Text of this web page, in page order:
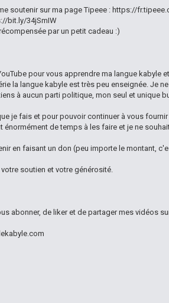
soutenir sur ma page Tipeee : https://
bit.ly/34jSmIW
par un petit cadeau :)
pour vous apprendre ma langue kabyle
la langue kabyle est très peu enseignée. Je
à aucun parti politique, mon seul et unique
je fais et pour pouvoir continuer à vous
énormément de temps à les faire et je ne
en faisant un don (peu importe le montant,
soutien et votre générosité.
abonner, de liker et de partager mes vidéos